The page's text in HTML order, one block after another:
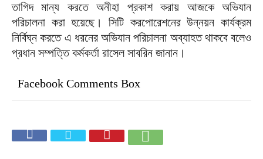
তাগিদ মান্য করতে অনীহা প্রকাশ করায় আজকে অভিযান
পরিচালনা করা হয়েছে। সিটি করপোরেশনের উন্নয়ন কার্যক্রম
নির্বিঘ্ন করতে এ ধরনের অভিযান পরিচালনা অব্যাহত থাকবে বলেও
প্রধান সম্পত্তি কর্মকর্তা রাসেল সাবরিন জানান।
Facebook Comments Box